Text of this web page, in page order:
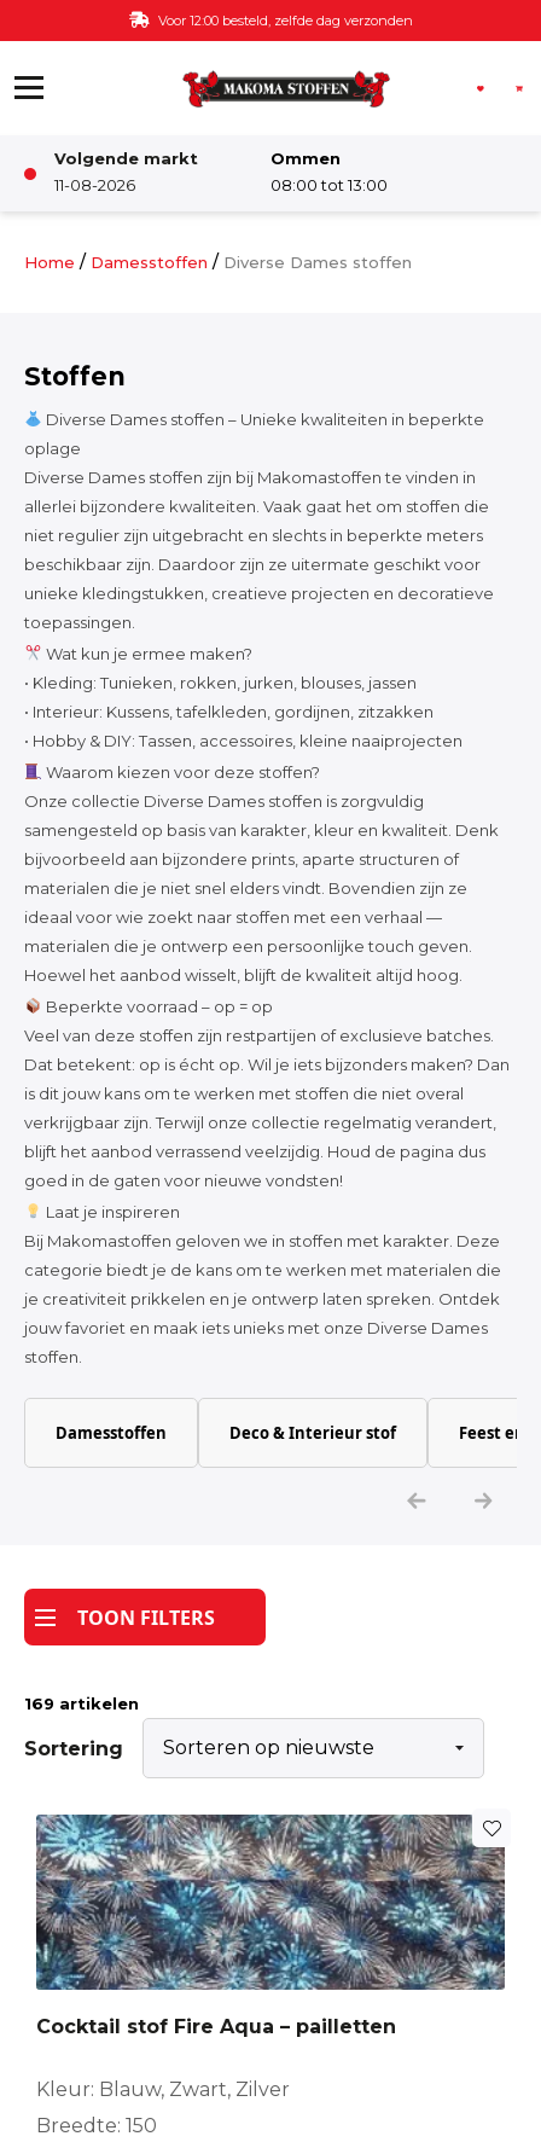
Ga naar de inhoud Gratis bezorging v.a. €60,-
Volgende markt
11-08-2026
Ommen
08:00 tot 13:00
Damesstoffen
Kinderkamer
Katoen
Tijdpakker stof
Home / Damesstoffen / Diverse Dames stoffen
Stoffen
Diverse Dames stoffen – Unieke kwaliteiten in beperkte
oplage
Diverse Dames stoffen zijn bij Makomastoffen te vinden in
allerlei bijzondere kwaliteiten. Vaak gaat het om stoffen die
niet regulier zijn uitgebracht en slechts in beperkte meters
beschikbaar zijn. Daardoor zijn ze uitermate geschikt voor
unieke kledingstukken, creatieve projecten en decoratieve
toepassingen.
Wat kun je ermee maken?
• Kleding: Tunieken, rokken, jurken, blouses, jassen
• Interieur: Kussens, tafelkleden, gordijnen, zitzakken
• Hobby & DIY: Tassen, accessoires, kleine naaiprojecten
Waarom kiezen voor deze stoffen?
Onze collectie Diverse Dames stoffen is zorgvuldig
samengesteld op basis van karakter, kleur en kwaliteit. Denk
bijvoorbeeld aan bijzondere prints, aparte structuren of
materialen die je niet snel elders vindt. Bovendien zijn ze
ideaal voor wie zoekt naar stoffen met een verhaal —
materialen die je ontwerp een persoonlijke touch geven.
Hoewel het aanbod wisselt, blijft de kwaliteit altijd hoog.
Beperkte voorraad – op = op
Veel van deze stoffen zijn restpartijen of exclusieve batches.
Dat betekent: op is écht op. Wil je iets bijzonders maken? Dan
is dit jouw kans om te werken met stoffen die niet overal
verkrijgbaar zijn. Terwijl onze collectie regelmatig verandert,
blijft het aanbod verrassend veelzijdig. Houd de pagina dus
goed in de gaten voor nieuwe vondsten!
Laat je inspireren
Bij Makomastoffen geloven we in stoffen met karakter. Deze
categorie biedt je de kans om te werken met materialen die
je creativiteit prikkelen en je ontwerp laten spreken. Ontdek
jouw favoriet en maak iets unieks met onze Diverse Dames
stoffen.
Damesstoffen Deco & Interieur stof Feest en
TOON FILTERS
169 artikelen
Sortering
Cocktail stof Fire Aqua – pailletten
Kleur: Blauw, Zwart, Zilver
Breedte: 150